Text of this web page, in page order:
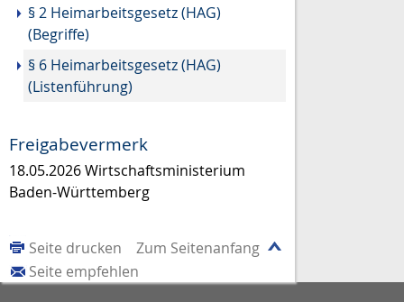
§ 2 Heimarbeitsgesetz (HAG)
(Begriffe)
§ 6 Heimarbeitsgesetz (HAG)
(Listenführung)
Freigabevermerk
18.05.2026 Wirtschaftsministerium
Baden-Württemberg
Zum Seitenanfang
Seite drucken
Seite empfehlen